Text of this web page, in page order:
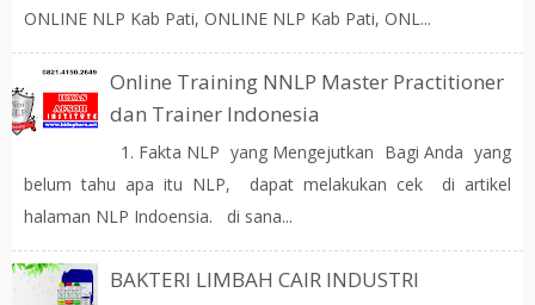
ONLINE NLP Kab Pati, ONLINE NLP Kab Pati, ONL...
Online Training NNLP Master Practitioner
dan Trainer Indonesia
1. Fakta NLP yang Mengejutkan Bagi Anda yang
belum tahu apa itu NLP, dapat melakukan cek di artikel
halaman NLP Indoensia. di sana...
BAKTERI LIMBAH CAIR INDUSTRI